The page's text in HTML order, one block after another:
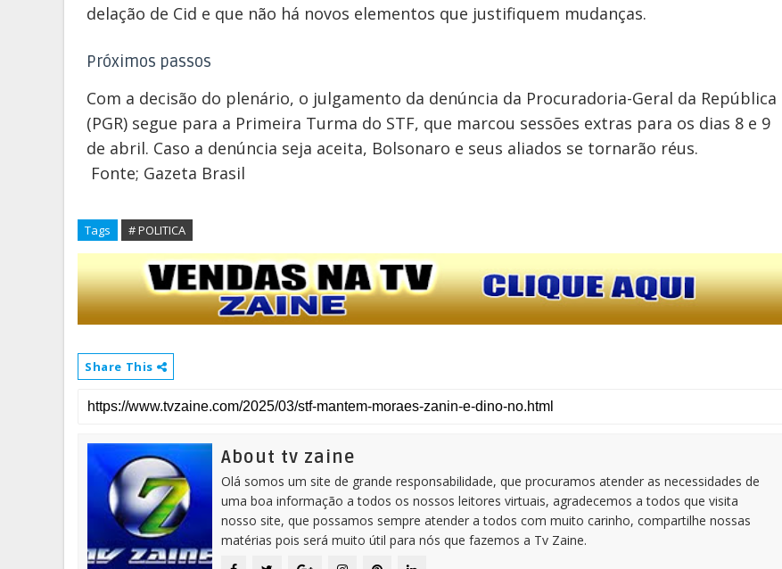
delação de Cid e que não há novos elementos que justifiquem mudanças.
Próximos passos
Com a decisão do plenário, o julgamento da denúncia da Procuradoria-Geral da República
(PGR) segue para a Primeira Turma do STF, que marcou sessões extras para os dias 8 e 9
de abril. Caso a denúncia seja aceita, Bolsonaro e seus aliados se tornarão réus.
Fonte; Gazeta Brasil
Tags # POLITICA
Share This
About tv zaine
Olá somos um site de grande responsabilidade, que procuramos atender as necessidades de
uma boa informação a todos os nossos leitores virtuais, agradecemos a todos que visita
nosso site, que possamos sempre atender a todos com muito carinho, compartilhe nossas
matérias pois será muito útil para nós que fazemos a Tv Zaine.